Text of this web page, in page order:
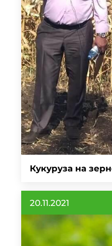
Кукуруза на
20.11.2021